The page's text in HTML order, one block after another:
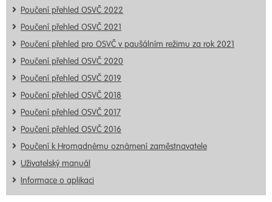
Poučení přehled OSVČ 2022
Poučení přehled OSVČ 2021
Poučení přehled pro OSVČ v paušálním režimu za rok 2021
Poučení přehled OSVČ 2020
Poučení přehled OSVČ 2019
Poučení přehled OSVČ 2018
Poučení přehled OSVČ 2017
Poučení přehled OSVČ 2016
Poučení k Hromadnému oznámení zaměstnavatele
Uživatelský manuál
Informace o aplikaci